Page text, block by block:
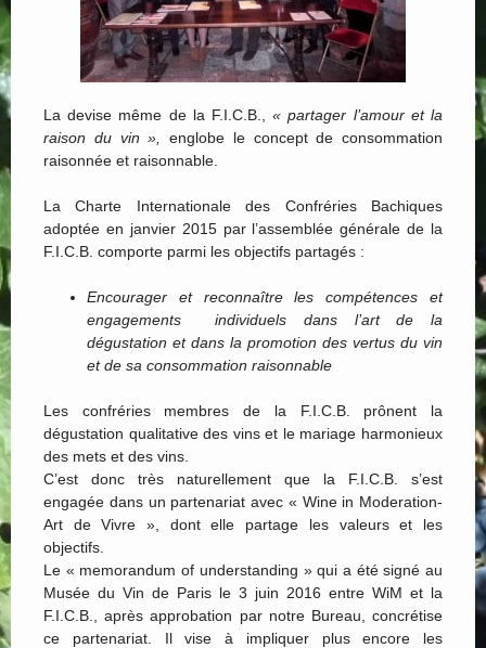
La devise même de la F.I.C.B.,« partager l’amour et la
raison du vin »,
englobe le concept de consommation
raisonnée et raisonnable.
La Charte Internationale des Confréries Bachiques
adoptée en janvier 2015 par l’assemblée générale de la
F.I.C.B. comporte parmi les objectifs partagés :
Encourager et reconnaître les compétences et
engagements individuels dans l’art de la
dégustation et dans la promotion des vertus du vin
et de sa consommation raisonnable
Les confréries membres de la F.I.C.B. prônent la
dégustation qualitative des vins et le mariage harmonieux
des mets et des vins.
C’est donc très naturellement que la F.I.C.B. s’est
engagée dans un partenariat avec « Wine in Moderation-
Art de Vivre », dont elle partage les valeurs et les
objectifs.
Le « memorandum of understanding » qui a été signé au
Musée du Vin de Paris le 3 juin 2016 entre WiM et la
F.I.C.B., après approbation par notre Bureau, concrétise
ce partenariat. Il vise à impliquer plus encore les